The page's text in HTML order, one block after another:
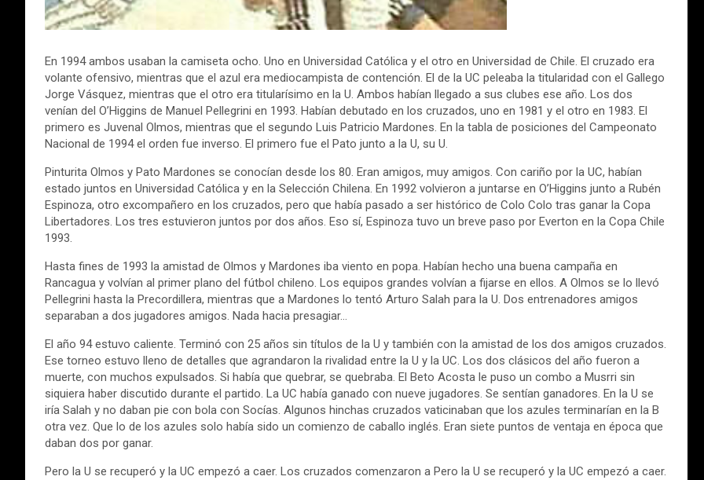
En 1994 ambos usaban la camiseta ocho. Uno en Universidad Católica y el otro en Universidad de Chile. El cruzado era
volante ofensivo, mientras que el azul era mediocampista de contención. El de la UC peleaba la titularidad con el Gallego
Jorge Vásquez, mientras que el otro era titularísimo en la U. Ambos habían llegado a sus clubes ese año. Los dos
venían del O’Higgins de Manuel Pellegrini en 1993. Habían debutado en los cruzados, uno en 1981 y el otro en 1983. El
primero es Juvenal Olmos, mientras que el segundo Luis Patricio Mardones. En la tabla de posiciones del Campeonato
Nacional de 1994 el orden fue inverso. El primero fue el Pato junto a la U, su U.
Pinturita Olmos y Pato Mardones se conocían desde los 80. Eran amigos, muy amigos. Con cariño por la UC, habían
estado juntos en Universidad Católica y en la Selección Chilena. En 1992 volvieron a juntarse en O’Higgins junto a Rubén
Espinoza, otro excompañero en los cruzados, pero que había pasado a ser histórico de Colo Colo tras ganar la Copa
Libertadores. Los tres estuvieron juntos por dos años. Eso sí, Espinoza tuvo un breve paso por Everton en la Copa Chile
1993.
Hasta fines de 1993 la amistad de Olmos y Mardones iba viento en popa. Habían hecho una buena campaña en
Rancagua y volvían al primer plano del fútbol chileno. Los equipos grandes volvían a fijarse en ellos. A Olmos se lo llevó
Pellegrini hasta la Precordillera, mientras que a Mardones lo tentó Arturo Salah para la U. Dos entrenadores amigos
separaban a dos jugadores amigos. Nada hacia presagiar…
El año 94 estuvo caliente. Terminó con 25 años sin títulos de la U y también con la amistad de los dos amigos cruzados.
Ese torneo estuvo lleno de detalles que agrandaron la rivalidad entre la U y la UC. Los dos clásicos del año fueron a
muerte, con muchos expulsados. Si había que quebrar, se quebraba. El Beto Acosta le puso un combo a Musrri sin
siquiera haber discutido durante el partido. La UC había ganado con nueve jugadores. Se sentían ganadores. En la U se
iría Salah y no daban pie con bola con Socías. Algunos hinchas cruzados vaticinaban que los azules terminarían en la B
otra vez. Que lo de los azules solo había sido un comienzo de caballo inglés. Eran siete puntos de ventaja en época que
daban dos por ganar.
Pero la U se recuperó y la UC empezó a caer. Los cruzados comenzaron a Pero la U se recuperó y la UC empezó a caer.